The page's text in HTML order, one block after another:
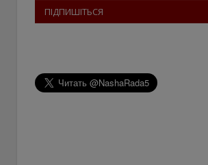
ПІДПИШІТЬСЯ